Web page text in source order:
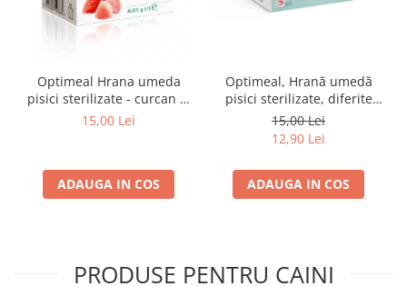
Optimeal Hrana umeda
pisici sterilizate - curcan si
pui in sos, set 3+1,
15,00 Lei
ADAUGA IN COS
Optimeal, Hrană umedă
pisici sterilizate, diferite
arome, (3+1), 0.34kg
15,00 Lei
12,90 Lei
ADAUGA IN COS
PRODUSE PENTRU CAINI